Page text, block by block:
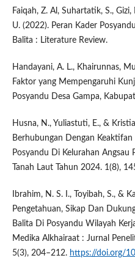
Faiqah, Z. Al, Suhartatik, S.,
U. (2022). Peran Kader
Balita : Literature Review.
Handayani, A. L., Khairunnas,
Faktor yang Mempengaruhi
Posyandu Desa Gampa,
Husna, N., Yuliastuti, E., &
Berhubungan Dengan
Posyandu Di Kelurahan Angsau
Tanah Laut Tahun 2024. 1(8),
Ibrahim, N. S. I., Toyibah, S., &
Pengetahuan, Sikap Dan
Balita Di Posyandu Wilayah
Medika Alkhairaat : Jurnal
5(3), 204–212. https://doi.org/